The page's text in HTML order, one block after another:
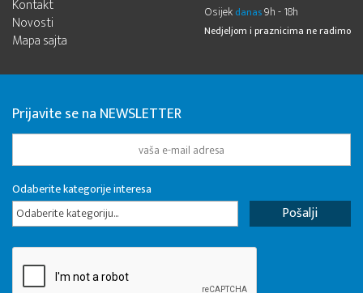
Kontakt
Novosti
Mapa sajta
Osijek danas9h - 18h
Nedjeljom i praznicima ne radimo
Prijavite se na NEWSLETTER
Odaberite kategorije interesa
Odaberite kategoriju...